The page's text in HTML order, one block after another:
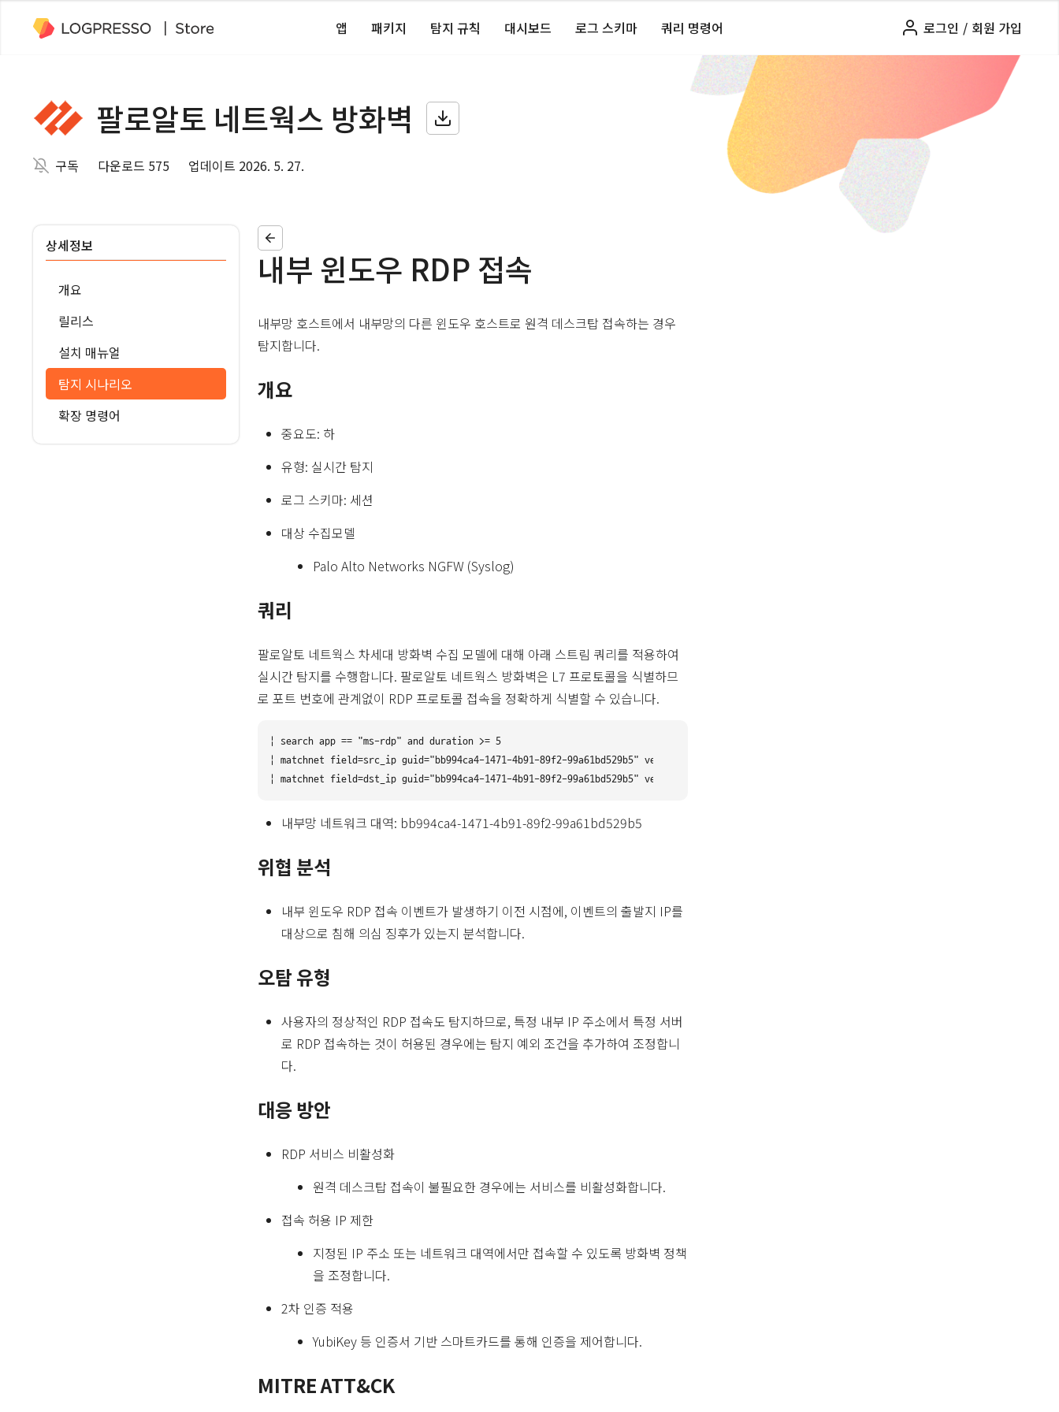
앱 패키지 탐지 규칙 대시보드 로그 스키마 쿼리 명령어 로그인 / 회원 가입
팔로알토 네트웍스 방화벽
구독 다운로드 575 업데이트 2026. 5. 27.
상세정보
개요
릴리스
설치 매뉴얼
탐지 시나리오
확장 명령어
내부 윈도우 RDP 접속
내부망 호스트에서 내부망의 다른 윈도우 호스트로 원격 데스크탑 접속하는 경우
탐지합니다.
개요
중요도: 하
유형: 실시간 탐지
로그 스키마: 세션
대상 수집모델
Palo Alto Networks NGFW (Syslog)
쿼리
팔로알토 네트웍스 차세대 방화벽 수집 모델에 대해 아래 스트림 쿼리를 적용하여
실시간 탐지를 수행합니다. 팔로알토 네트웍스 방화벽은 L7 프로토콜을 식별하므
로 포트 번호에 관계없이 RDP 프로토콜 접속을 정확하게 식별할 수 있습니다.
| search app == "ms-rdp" and duration >= 5
| matchnet field=src_ip guid="bb994ca4-1471-4b91-89f2-99a61bd529b5" verify=f
내부망 네트워크 대역: bb994ca4-1471-4b91-89f2-99a61bd529b5
위협 분석
내부 윈도우 RDP 접속 이벤트가 발생하기 이전 시점에, 이벤트의 출발지 IP를
대상으로 침해 의심 징후가 있는지 분석합니다.
오탐 유형
사용자의 정상적인 RDP 접속도 탐지하므로, 특정 내부 IP 주소에서 특정 서버
로 RDP 접속하는 것이 허용된 경우에는 탐지 예외 조건을 추가하여 조정합니
다.
대응 방안
RDP 서비스 비활성화
원격 데스크탑 접속이 불필요한 경우에는 서비스를 비활성화합니다.
접속 허용 IP 제한
지정된 IP 주소 또는 네트워크 대역에서만 접속할 수 있도록 방화벽 정책
을 조정합니다.
2차 인증 적용
YubiKey 등 인증서 기반 스마트카드를 통해 인증을 제어합니다.
MITRE ATT&CK